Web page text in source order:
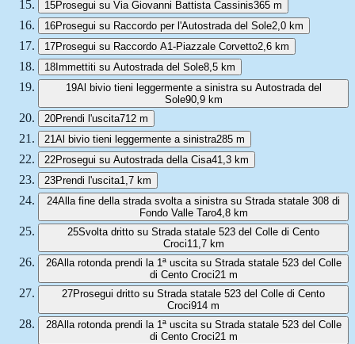
15Prosegui su Via Giovanni Battista Cassinis365 m
16Prosegui su Raccordo per l'Autostrada del Sole2,0 km
17Prosegui su Raccordo A1-Piazzale Corvetto2,6 km
18Immettiti su Autostrada del Sole8,5 km
19Al bivio tieni leggermente a sinistra su Autostrada del
Sole90,9 km
20Prendi l'uscita712 m
21Al bivio tieni leggermente a sinistra285 m
22Prosegui su Autostrada della Cisa41,3 km
23Prendi l'uscita1,7 km
24Alla fine della strada svolta a sinistra su Strada statale 308 di
Fondo Valle Taro4,8 km
25Svolta dritto su Strada statale 523 del Colle di Cento
Croci11,7 km
26Alla rotonda prendi la 1ª uscita su Strada statale 523 del Colle
di Cento Croci21 m
27Prosegui dritto su Strada statale 523 del Colle di Cento
Croci914 m
28Alla rotonda prendi la 1ª uscita su Strada statale 523 del Colle
di Cento Croci21 m